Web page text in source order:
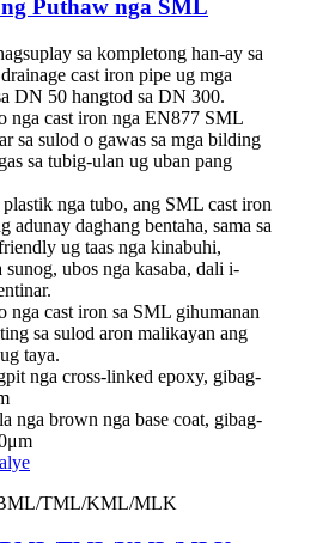
Puthaw nga SML
sa kompletong han-ay sa
cast iron pipe ug mga
DN 50 hangtod sa DN 300.
nga cast iron nga EN877 SML
sa sulod o gawas sa mga bilding
sa tubig-ulan ug uban pang
nga tubo, ang SML cast iron
adunay daghang bentaha, sama sa
ug taas nga kinabuhi,
sunog, ubos nga kasaba, dali i-
nga cast iron sa SML gihumanan
sa sulod aron malikayan ang
taya.
nga cross-linked epoxy, gibag-
nga brown nga base coat, gibag-